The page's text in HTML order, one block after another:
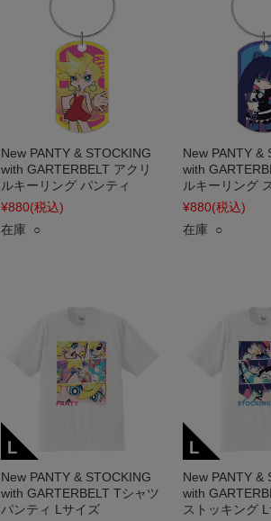
New PANTY & STOCKING
with GARTERBELT アクリ
ルキーリング パンティ
¥880(税込)
在庫 ○
New PANTY &
with
ルキーリング
¥880(税込)
在庫 ○
New PANTY & STOCKING
with GARTERBELT Tシャツ
パンティ Lサイズ
New PANTY &
with
ストッキング